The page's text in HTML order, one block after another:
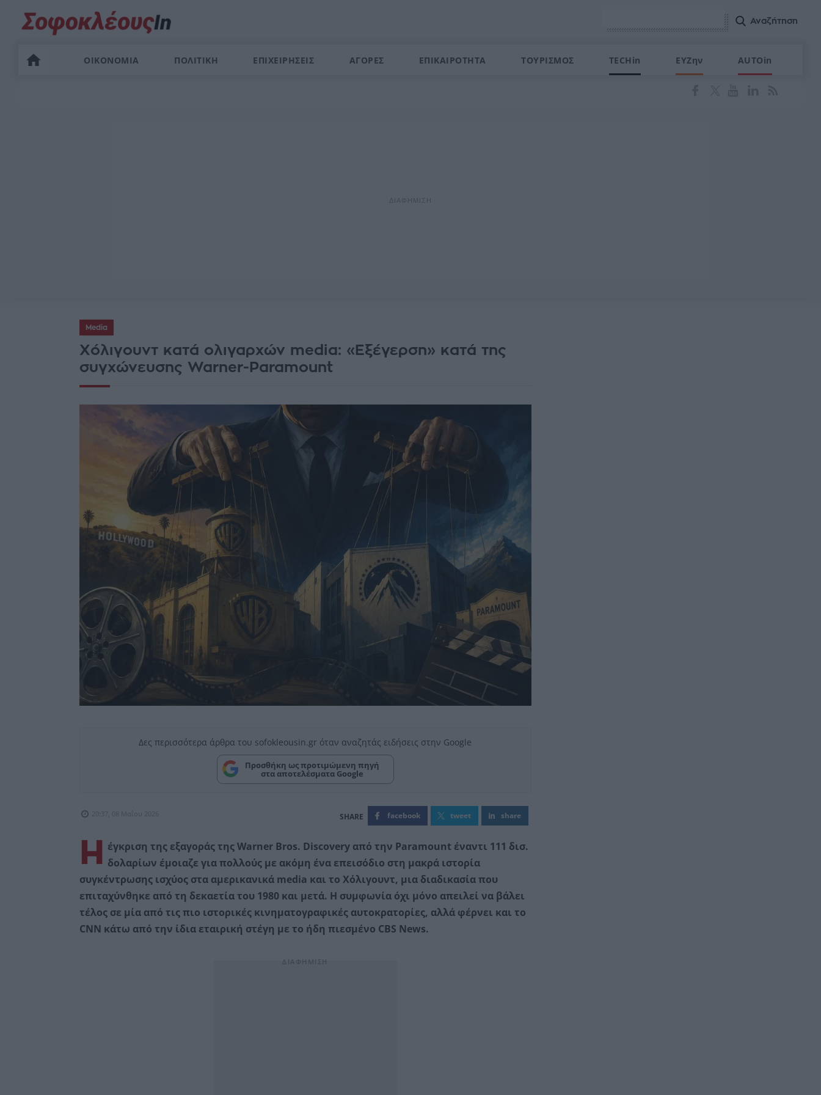
ΟΙΚΟΝΟΜΙΑ ΠΟΛΙΤΙΚΗ ΕΠΙΧΕΙΡΗΣΕΙΣ ΑΓΟΡΕΣ ΕΠΙΚΑΙΡΟΤΗΤΑ ΤΟΥΡΙΣΜΟΣ TECHin ΕΥΖην AUTOin
Media
Χόλιγουντ κατά ολιγαρχών media: «Eξέγερση» κατά της
συγχώνευσης Warner-Paramount
Δες περισσότερα άρθρα του sofokleousin.gr όταν αναζητάς ειδήσεις στην Google
Προσθήκη ως προτιμώμενη πηγή
στα αποτελέσματα Google
20:37, 08 Μαΐου 2026 facebook tweet share
Η
έγκριση της εξαγοράς της Warner Bros. Discovery από την Paramount έναντι 111 δισ.
δολαρίων έμοιαζε για πολλούς με ακόμη ένα επεισόδιο στη μακρά ιστορία
συγκέντρωσης ισχύος στα αμερικανικά media και το Χόλιγουντ, μια διαδικασία που
επιταχύνθηκε από τη δεκαετία του 1980 και μετά. Η συμφωνία όχι μόνο απειλεί να βάλει
τέλος σε μία από τις πιο ιστορικές κινηματογραφικές αυτοκρατορίες, αλλά φέρνει και το
CNN κάτω από την ίδια εταιρική στέγη με το ήδη πιεσμένο CBS News.